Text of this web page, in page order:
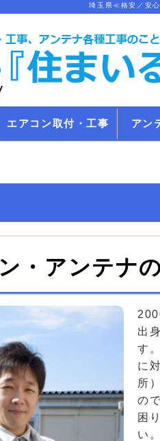
埼玉県≪格安／安
エアコン取付・工事 アン
・アンテナ
出
す
に
所
の
困
い